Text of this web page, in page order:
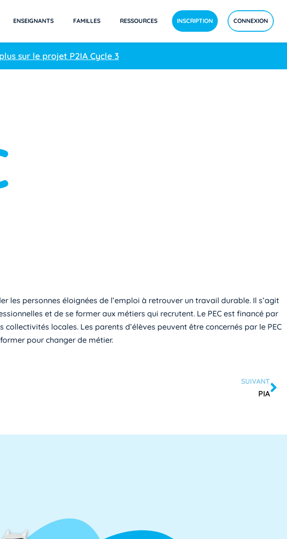
ENSEIGNANTS FAMILLES RESSOURCES INSCRIPTION CONNEXION
sur le projet P2IA Cycle 3
les personnes éloignées de l’emploi à retrouver un travail durable. Il s’agit
et de se former aux métiers qui recrutent. Le PEC est financé par
locales. Les parents d’élèves peuvent être concernés par le PEC
pour changer de métier.
SUIVANT
PIA